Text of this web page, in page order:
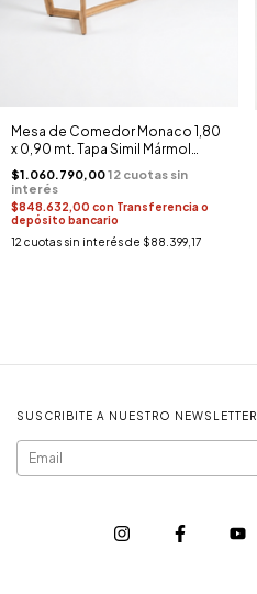
Mesa de Comedor Monaco 1,80
x 0,90 mt. Tapa Simil Mármol
(Base Madera)
$1.060.790,00
$848.632,00 con Transferencia o
depósito bancario
12 cuotas sin interés de $88.399,17
SUSCRIBITE A NUESTRO NEWSLETTER